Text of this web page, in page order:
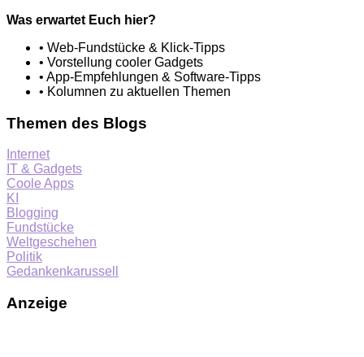
Was erwartet Euch hier?
• Web-Fundstücke & Klick-Tipps
• Vorstellung cooler Gadgets
• App-Empfehlungen & Software-Tipps
• Kolumnen zu aktuellen Themen
Themen des Blogs
Internet
IT & Gadgets
Coole Apps
KI
Blogging
Fundstücke
Weltgeschehen
Politik
Gedankenkarussell
Anzeige